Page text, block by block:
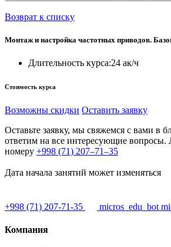
Возврат к списку
Монтаж и настройка частотных приводов.
Длительность курса:24 ак/ч
Стоимость курса
Возможны скидки Оставить заявку
Оставьте заявку, мы свяжемся с вами в
ответим на все интересующие вопросы.
номеру +998 (71) 207–71–35
Дата начала занятий может изменяться
+998 (71) 207-71-35 micros_edu_bot
Компания